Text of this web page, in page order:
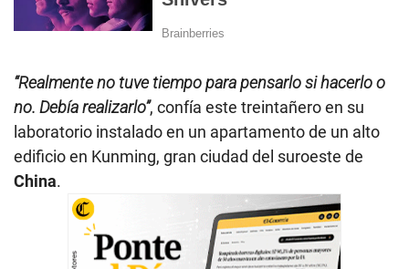
“Realmente no tuve tiempo para pensarlo si hacerlo o
no. Debía realizarlo”, confía este treintañero en su
laboratorio instalado en un apartamento de un alto
edificio en Kunming, gran ciudad del suroeste de
China.